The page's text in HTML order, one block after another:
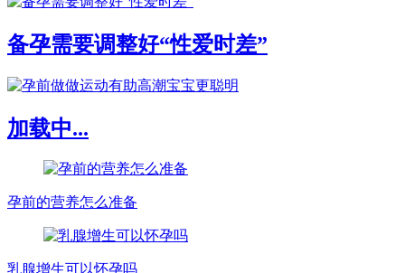
备孕需要调整好“性爱时差”
加载中...
孕前的营养怎么准备
乳腺增生可以怀孕吗